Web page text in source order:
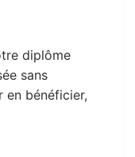
diplôme
sans
en bénéficier,